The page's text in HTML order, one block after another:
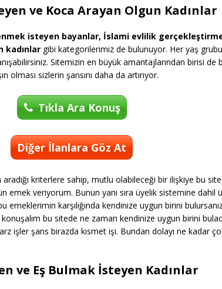
ve Koca Arayan Olgun Kadınlar
isteyen bayanlar, İslami evlilik
kadınlar gibi kategorilerimiz de bulunuyor. Her yaş
Sitemizin en büyük amantajlarından birisi de
olması sizlerin şansını daha da artırıyor.
Tıkla Ara Konuş
Diğer İlanlara Göz At
kriterlere sahip, mutlu olabileceği bir ilişkiye bu
emek veriyorum. Bunun yanı sıra üyelik sistemine dahil
emeklerimin karşılığında kendinize uygun birini
bu sitede ne zaman kendinize uygun birini
işler şans birazda kısmet işi. Bundan dolayı ne kadar
ve Eş Bulmak İsteyen Kadınlar